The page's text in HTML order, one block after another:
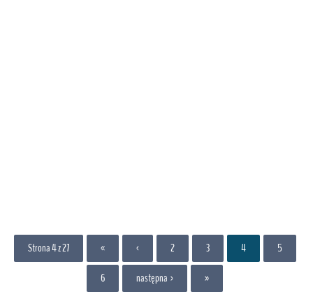
Strona 4 z 27 « ‹ 2 3 4 5
6 następna › »